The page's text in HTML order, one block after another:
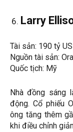
Larry
Tài sản: 190 tỷ
Nguồn tài sản:
Quốc tịch: Mỹ
Nhà đồng sáng
động. Cổ phiếu
ông tăng thêm
khi điều chỉnh